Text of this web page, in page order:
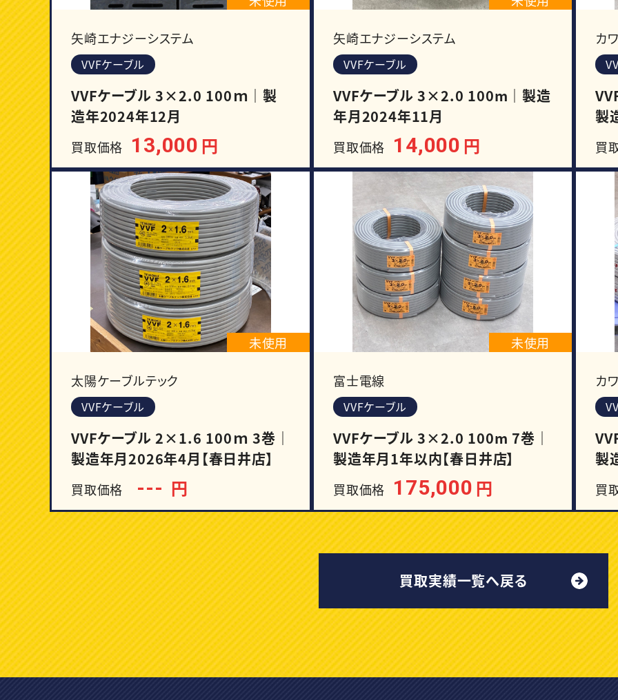
矢崎エナジーシステム
VVFケーブル
VVFケーブル 3×2.0 100ｍ｜製
造年2024年12月
買取価格 13,000 円
矢崎エナジーシステム
VVFケーブル
VVFケーブル 3×2.0 100m｜製造
年月2024年11月
買取価格 14,000 円
カ
製
買
未使用
太陽ケーブルテック
VVFケーブル
VVFケーブル 2×1.6 100ｍ 3巻｜
製造年月2026年4月【春日井店】
買取価格 --- 円
未使用
富士電線
VVFケーブル
VVFケーブル 3×2.0 100m 7巻｜
製造年月1年以内【春日井店】
買取価格 175,000 円
カ
製
買
買取実績一覧へ戻る